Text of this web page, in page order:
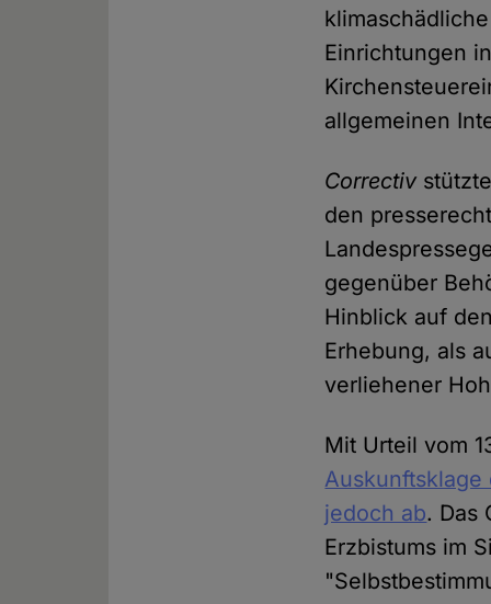
Einrichtungen
allgemeinen
Correctiv
den
gegenüber
Hinblick auf
Erhebung, als
verliehener
Mit Urteil vom
Auskunftsklage
jedoch ab. Das
Erzbistums im